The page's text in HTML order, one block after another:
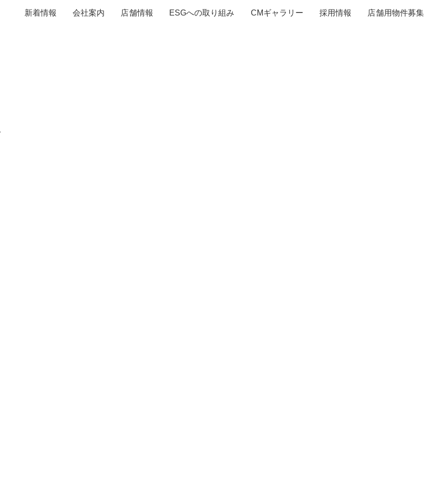
新着情報 会社案内 店舗情報 ESGへの取り組み CMギャラリー 採用情報 店舗用物件募集